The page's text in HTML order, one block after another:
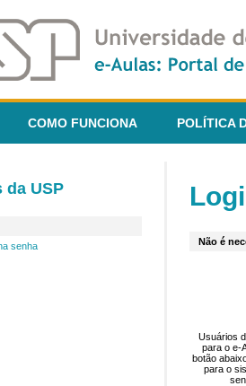
COMO FUNCIONA POLÍTICA
da USP
senha
Não é
Usuários
para o e-
botão
para o